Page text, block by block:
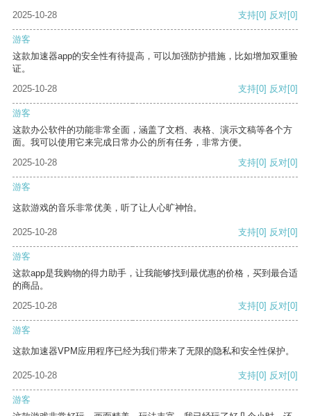
2025-10-28
支持[0] 反对[0]
游客
这款加速器app的安全性有待提高，可以加强防护措施，比如增加双重验
证。
2025-10-28
支持[0] 反对[0]
游客
这款办公软件的功能非常全面，涵盖了文档、表格、演示文稿等各个方
面。我可以使用它来完成日常办公的所有任务，非常方便。
2025-10-28
支持[0] 反对[0]
游客
这款游戏的音乐非常优美，听了让人心旷神怡。
2025-10-28 支持[0] 反对[0]
游客
这款app是我购物的得力助手，让我能够找到最优惠的价格，买到最合适
的商品。
2025-10-28
支持[0] 反对[0]
游客
这款加速器VPM应用程序已经为我们带来了无限的隐私和安全性保护。
2025-10-28 支持[0] 反对[0]
游客